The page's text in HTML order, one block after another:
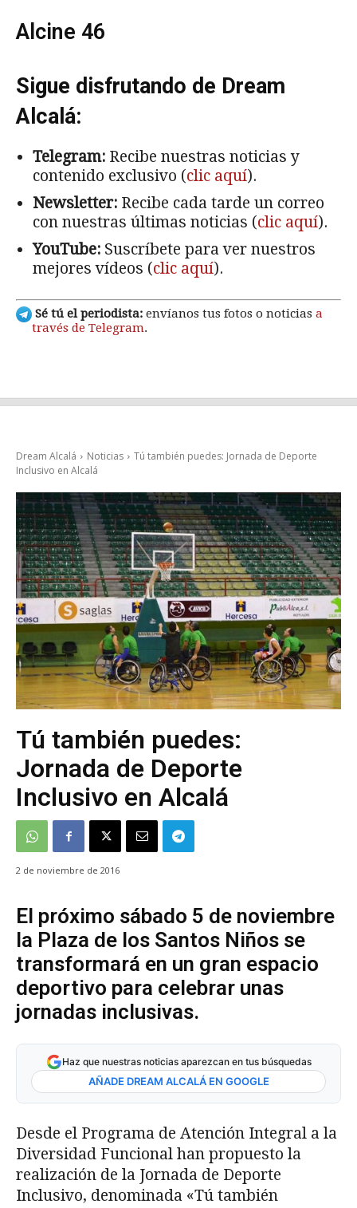
Alcine 46
Sigue disfrutando de Dream
Alcalá:
Telegram: Recibe nuestras noticias y
contenido exclusivo (clic aquí).
Newsletter: Recibe cada tarde un correo
con nuestras últimas noticias (clic aquí).
YouTube: Suscríbete para ver nuestros
mejores vídeos (clic aquí).
Sé tú el periodista: envíanos tus fotos o noticias a
través de Telegram.